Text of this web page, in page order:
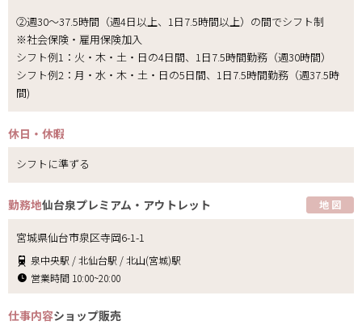
②週30～37.5時間（週4日以上、1日7.5時間以上）の間でシフト制
※社会保険・雇用保険加入
シフト例1：火・木・土・日の4日間、1日7.5時間勤務（週30時間）
シフト例2：月・水・木・土・日の5日間、1日7.5時間勤務（週37.5時
間)
休日・休暇
シフトに準ずる
勤務地仙台泉プレミアム・アウトレット 地 図
宮城県仙台市泉区寺岡6-1-1
泉中央駅 / 北仙台駅 / 北山(宮城)駅
営業時間 10:00~20:00
仕事内容ショップ販売